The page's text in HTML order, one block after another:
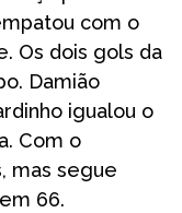
com o
Os dois gols da
Damião
igualou o
Com o
mas segue
66.